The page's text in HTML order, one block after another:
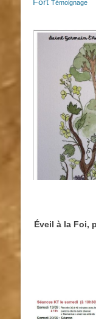
Témoignage
Éveil à la Foi,